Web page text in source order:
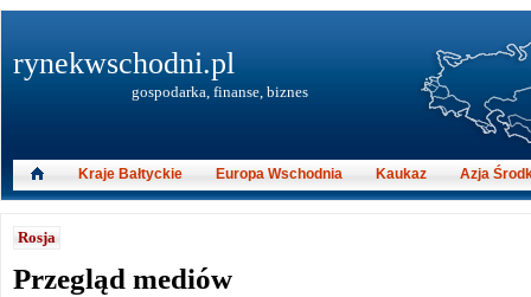
Rosja
Przegląd mediów
rynekwschodni.pl
gospodarka, finanse, biznes
Kraje Bałtyckie Europa Wschodnia Kaukaz Azja